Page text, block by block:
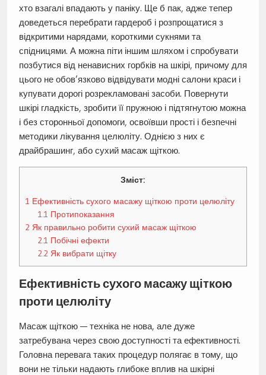
хто взагалі впадають у паніку. Ще б пак, адже тепер
доведеться перебрати гардероб і розпрощатися з
відкритими нарядами, короткими сукнями та
спідницями. А можна піти іншим шляхом і спробувати
позбутися від ненависних горбків на шкірі, причому для
цього не обов’язково відвідувати модні салони краси і
купувати дорогі розрекламовані засоби. Повернути
шкірі гладкість, зробити її пружною і підтягнутою можна
і без сторонньої допомоги, освоївши прості і безпечні
методики лікування целюліту. Однією з них є
драйбрашинг, або сухий масаж щіткою.
Зміст:
1 Ефективність сухого масажу щіткою проти целюліту
1.1 Протипоказання
2Як правильно робити сухий масаж щіткою
2.1 Побічні ефекти
2.2 Як вибрати щітку
Ефективність сухого масажу щіткою
проти целюліту
Масаж щіткою — техніка не нова, але дуже
затребувана через свою доступності та ефективності.
Головна перевага таких процедур полягає в тому, що
вони не тільки надають глибоке вплив на шкірні